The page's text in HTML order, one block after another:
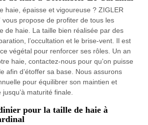
haie, épaisse et vigoureuse ? ZIGLER
vous propose de profiter de tous les
de haie. La taille bien réalisée par des
l’occultation et le brise-vent. Il est
végétal pour renforcer ses rôles. Un an
haie, contactez-nous pour qu’on puisse
afin d’étoffer sa base. Nous assurons
pour équilibrer son maintien et
maturité finale.
pour la taille de haie à